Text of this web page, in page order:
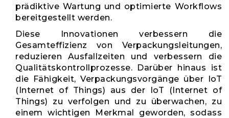
prädiktive Wartung und optimierte Workflows
bereitgestellt werden.
Diese Innovationen verbessern die
Gesamteffizienz von Verpackungsleitungen,
reduzieren Ausfallzeiten und verbessern die
Qualitätskontrollprozesse. Darüber hinaus ist
die Fähigkeit, Verpackungsvorgänge über IoT
(Internet of Things) aus der IoT (Internet of
Things) zu verfolgen und zu überwachen, zu
einem wichtigen Merkmal geworden, sodass